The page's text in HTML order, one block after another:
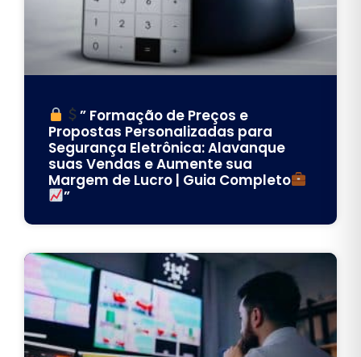
” Formação de Preços e
Propostas Personalizadas para
Segurança Eletrônica: Alavanque
suas Vendas e Aumente sua
Margem de Lucro | Guia Completo
”